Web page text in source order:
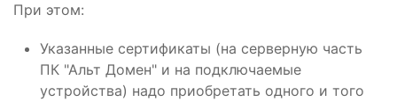
При этом:
Указанные сертификаты (на серверную часть
ПК "Альт Домен" и на подключаемые
устройства) надо приобретать одного и того